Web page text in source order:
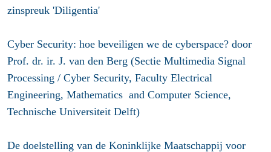
zinspreuk 'Diligentia'
Cyber Security: hoe beveiligen we de cyberspace? door
Prof. dr. ir. J. van den Berg (Sectie Multimedia Signal
Processing / Cyber Security, Faculty Electrical
Engineering, Mathematics and Computer Science,
Technische Universiteit Delft)
De doelstelling van de Koninklijke Maatschappij voor